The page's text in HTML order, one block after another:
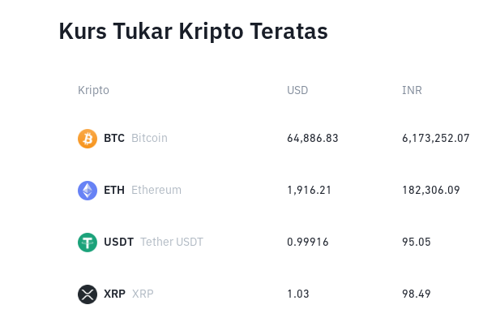
Kurs Tukar Kripto Teratas
Kripto USD INR
BTC Bitcoin 64,886.83 6,173,252.07
ETH Ethereum 1,916.21 182,306.09
USDT Tether USDT 0.99916 95.05
XRP XRP 1.03 98.49